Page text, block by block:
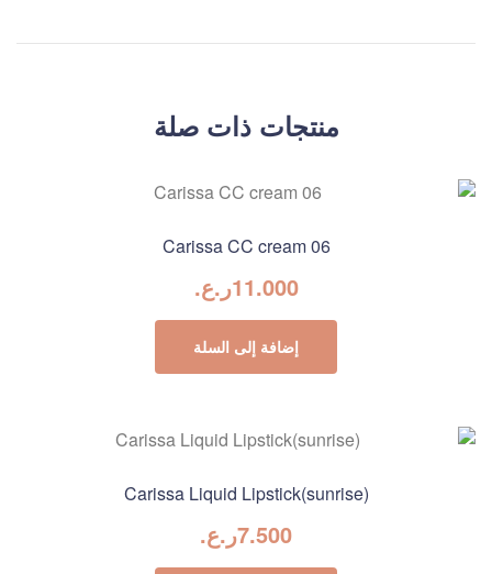
منتجات ذات صلة
Carissa CC cream 06
11.000ر.ع.
إضافة إلى السلة
Carissa Liquid Lipstick(sunrise)
7.500ر.ع.